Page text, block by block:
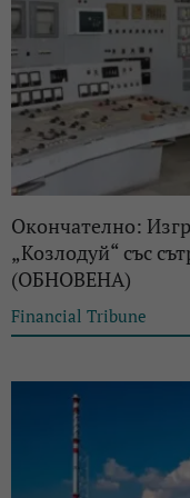
Окончателно:
„Козлодуй“ със
(ОБНОВЕНА)
Financial Tribune